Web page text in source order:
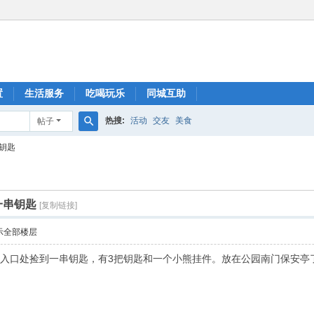
生活服务 吃喝玩乐 同城互助
帖子 热搜: 活动 交友 美食
匙
串钥匙 [复制链接]
全部楼层
口处捡到一串钥匙，有3把钥匙和一个小熊挂件。放在公园南门保安